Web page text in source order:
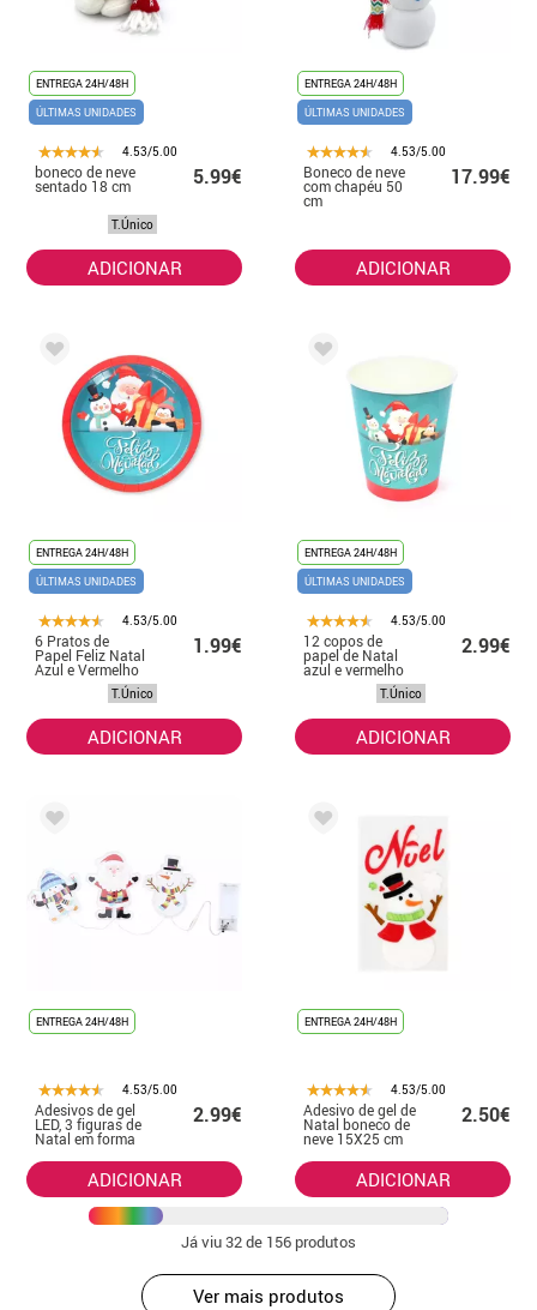
ENTREGA 24H/48H
ÚLTIMAS UNIDADES
4.53/5.00
boneco de neve
sentado 18 cm 5.99€
T.Único
ADICIONAR
ENTREGA 24H/48H
ÚLTIMAS UNIDADES
4.53/5.00
Boneco de neve
com chapéu 50
cm
17.99€
ADICIONAR
ENTREGA 24H/48H
ÚLTIMAS UNIDADES
4.53/5.00
6 Pratos de
Papel Feliz Natal
Azul e Vermelho
1.99€
T.Único
ADICIONAR
ENTREGA 24H/48H
ÚLTIMAS UNIDADES
4.53/5.00
12 copos de
papel de Natal
azul e vermelho
2.99€
T.Único
ADICIONAR
ENTREGA 24H/48H
4.53/5.00
Adesivos de gel
LED, 3 figuras de
Natal em forma
cm
2.99€
ADICIONAR
ENTREGA 24H/48H
4.53/5.00
Adesivo de gel de
Natal boneco de
neve 15X25 cm
2.50€
ADICIONAR
Já viu32de 156 produtos
Ver mais produtos